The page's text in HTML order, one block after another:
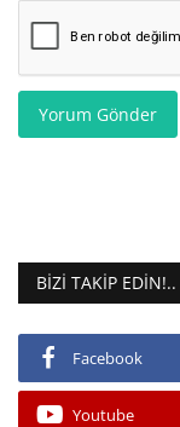
Yorum Gönder
BIZI TAKIP EDIN!..
Facebook
Youtube